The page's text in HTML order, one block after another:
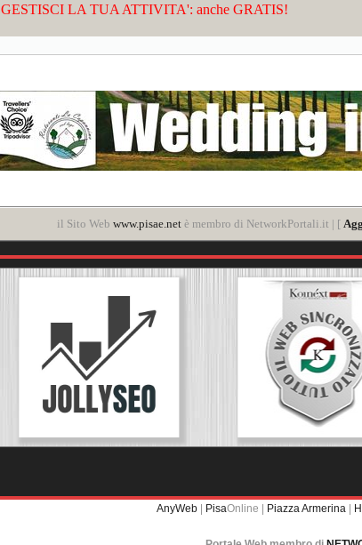
GESTISCI LA TUA ATTIVITA': anche GRATIS!
il Sito Web www.pisae.net è membro di NetworkPortali.it | [
AnyWeb | PisaOnline | Piazza Armerina |